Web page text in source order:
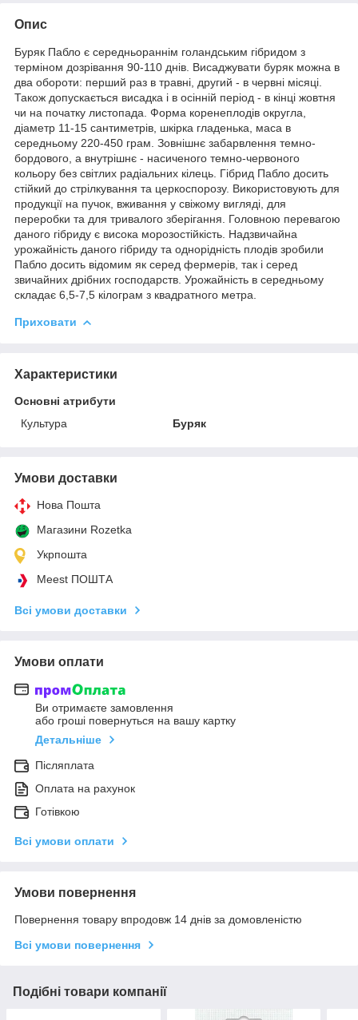
Опис
Буряк Пабло є середньораннім голандським гібридом з
терміном дозрівання 90-110 днів. Висаджувати буряк можна в
два обороти: перший раз в травні, другий - в червні місяці.
Також допускається висадка і в осінній період - в кінці жовтня
чи на початку листопада. Форма коренеплодів округла,
діаметр 11-15 сантиметрів, шкірка гладенька, маса в
середньому 220-450 грам. Зовнішнє забарвлення темно-
бордового, а внутрішнє - насиченого темно-червоного
кольору без світлих радіальних кілець. Гібрид Пабло досить
стійкий до стрілкування та церкоспорозу. Використовують для
продукції на пучок, вживання у свіжому вигляді, для
переробки та для тривалого зберігання. Головною перевагою
даного гібриду є висока морозостійкість. Надзвичайна
урожайність даного гібриду та однорідність плодів зробили
Пабло досить відомим як серед фермерів, так і серед
звичайних дрібних господарств. Урожайність в середньому
складає 6,5-7,5 кілограм з квадратного метра.
Приховати
Характеристики
Основні атрибути
Культура
Буряк
Умови доставки
Нова Пошта
Магазини Rozetka
Укрпошта
Meest ПОШТА
Всі умови доставки
Умови оплати
Ви отримаєте замовлення
або гроші повернуться на вашу картку
Детальніше
Післяплата
Оплата на рахунок
Готівкою
Всі умови оплати
Умови повернення
Повернення товару впродовж 14 днів за домовленістю
Всі умови повернення
Подібні товари компанії